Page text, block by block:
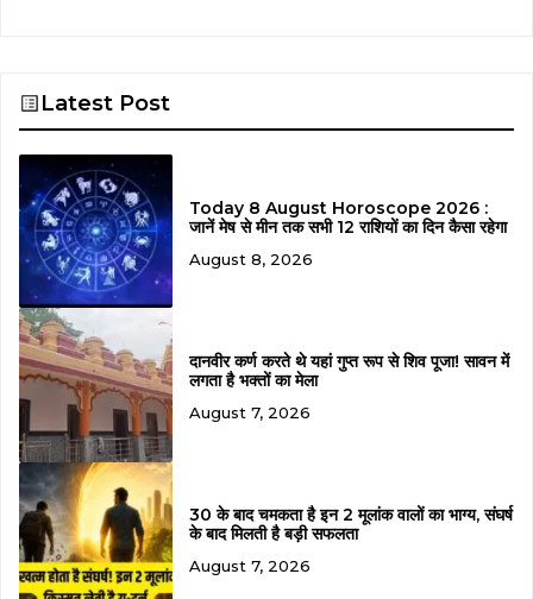
Latest Post
Today 8 August Horoscope 2026 :
जानें मेष से मीन तक सभी 12 राशियों का दिन कैसा रहेगा
August 8, 2026
दानवीर कर्ण करते थे यहां गुप्त रूप से शिव पूजा! सावन में
लगता है भक्तों का मेला
August 7, 2026
30 के बाद चमकता है इन 2 मूलांक वालों का भाग्य, संघर्ष
के बाद मिलती है बड़ी सफलता
August 7, 2026